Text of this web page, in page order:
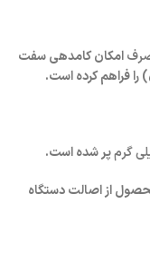
امکان کامدهی سفت
را فراهم کرده است.
پر شده است.
از اصالت دستگاه